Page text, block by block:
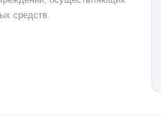
средств.